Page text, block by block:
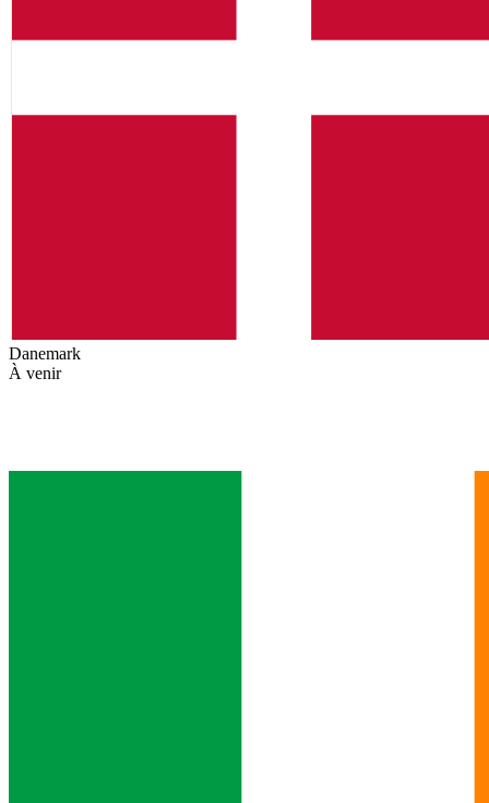
Danemark
À venir